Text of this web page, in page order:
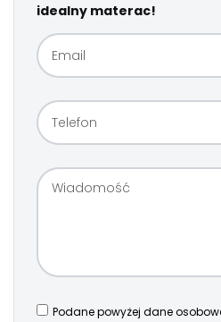
idealny materac!
Podane powyżej dane